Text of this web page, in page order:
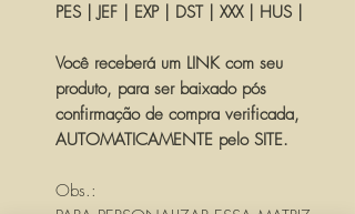
PES | JEF | EXP | DST | XXX | HUS |
Você receberá um LINK com seu
produto, para ser baixado pós
confirmação de compra verificada,
AUTOMATICAMENTE pelo SITE.
Obs.: